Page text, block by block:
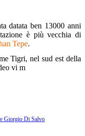
datata ben 13000 anni
è più vecchia di
Tepe.
Tigri, nel sud est della
vi m
Giorgio Di Salvo